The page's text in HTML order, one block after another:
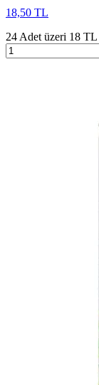
18,50 TL
24 Adet üzeri 18 TL